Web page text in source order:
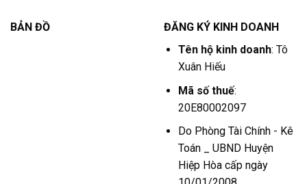
BẢN ĐỒ
ĐĂNG KÝ KINH DOANH
Tên hộ kinh doanh: Tô
Xuân Hiếu
Mã số thuế:
20E80002097
Do Phòng Tài Chính - Kê
Toán _ UBND Huyện
Hiệp Hòa cấp ngày